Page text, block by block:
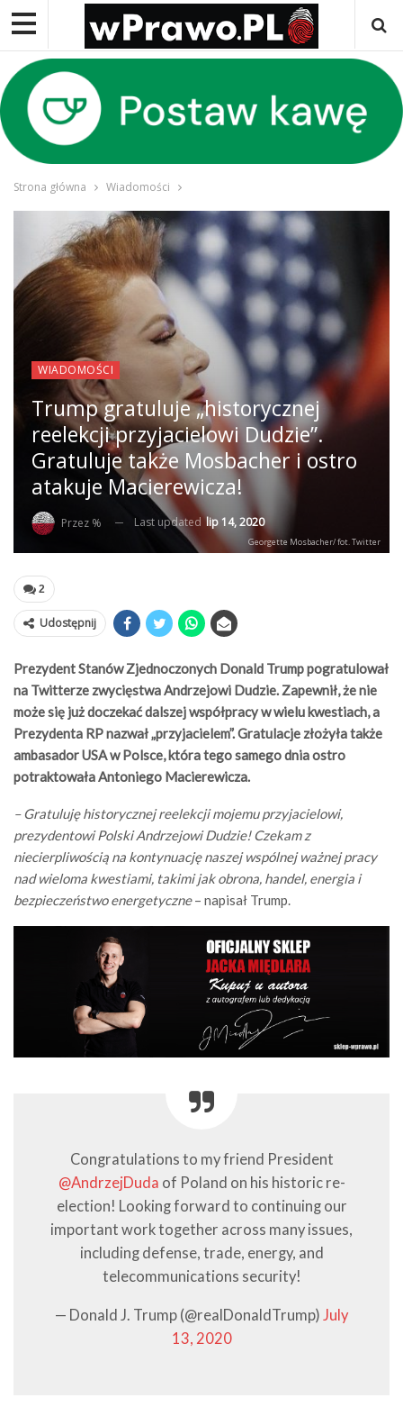
Strona główna Wiadomości
WIADOMOŚCI
Trump gratuluje „historycznej
reelekcji przyjacielowi Dudzie”.
Gratuluje także Mosbacher i ostro
atakuje Macierewicza!
Przez % Last updated lip 14, 2020
Georgette Mosbacher/ fot. Twitter
2
Udostępnij
Prezydent Stanów Zjednoczonych Donald Trump pogratulował
na Twitterze zwycięstwa Andrzejowi Dudzie. Zapewnił, że nie
może się już doczekać dalszej współpracy w wielu kwestiach, a
Prezydenta RP nazwał „przyjacielem”. Gratulacje złożyła także
ambasador USA w Polsce, która tego samego dnia ostro
potraktowała Antoniego Macierewicza.
– Gratuluję historycznej reelekcji mojemu przyjacielowi,
prezydentowi Polski Andrzejowi Dudzie! Czekam z
niecierpliwością na kontynuację naszej wspólnej ważnej pracy
nad wieloma kwestiami, takimi jak obrona, handel, energia i
bezpieczeństwo energetyczne– napisał Trump.
Congratulations to my friend President
@AndrzejDuda of Poland on his historic re-
election! Looking forward to continuing our
important work together across many issues,
including defense, trade, energy, and
telecommunications security!
— Donald J. Trump (@realDonaldTrump) July
13, 2020